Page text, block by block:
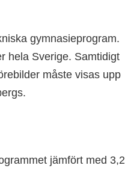
gymnasieprogram.
hela Sverige. Samtidigt
måste visas upp
jämfört med 3,2